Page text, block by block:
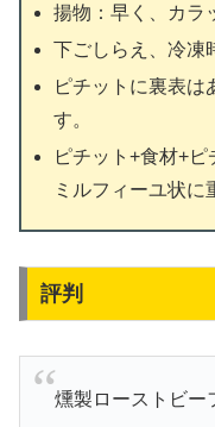
揚物：早く、カラ
下ごしらえ、冷凍
ピチットに裏表は
す。
ピチット+食材+
ミルフィーユ状に
評判
燻製ローストビー